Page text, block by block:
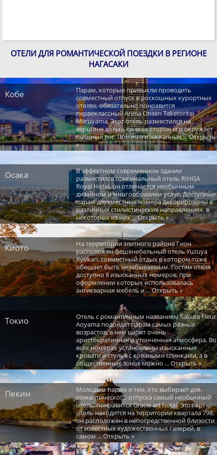
ОТЕЛИ ДЛЯ РОМАНТИЧЕСКОЙ ПОЕЗДКИ В РЕГИОНЕ
НАГАСАКИ
Кобе
Парам, которые привыкли проводить
совместный отпуск в роскошных курортных
отелях, обязательно понравится
первоклассный Arima Onsen Taketoritei
Maruyama. Этот отель разместился на
вершине холма, со всех сторон его окружает
пышный лес. Помимо изысканных ... Открыть
»
Осака
В эффектном современном здании
разместился оригинальный отель RIHGA
Royal Hotel, он отличается необычным
дизайном и многообразием услуг. Доступные
парам двухместные номера декорированы в
различных стилистических направлениях, в
некоторых из них ... Открыть »
Киото
На территории элитного района Гион
расположен фешенебельный отель Yuzuya
Ryokan, совместный отдых в котором тоже
обещает быть незабываемым. Гостям отеля
доступно 8 изысканных номеров, при
оформлении которых использовалась
антикварная мебель и ... Открыть »
Токио
Отель с романтичным названием Sakura Fleur
Aoyama подойдет парам самых разных
возрастов, в нем царит очень
аристократичная и утонченная атмосфера. Во
всех номерах установлены изысканные
кровати и стулья с коваными спинками, а в
общественных зонах можно ... Открыть »
Пекин
Молодым парам и тем, кто выбирает для
романтического отпуска самый необычный
отель, понравится Gracie art hotel. Этот арт-
отель находится на территории квартала 798,
он расположен в непосредственной близости
от известных художественных галерей, в
самом ... Открыть »